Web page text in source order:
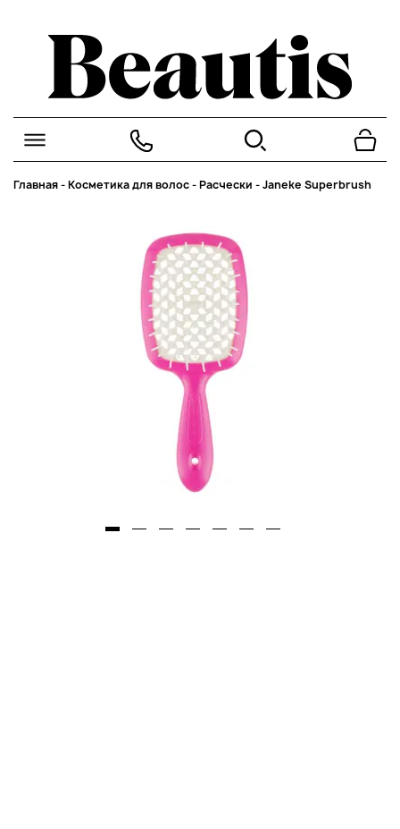
Главная-Косметика для волос-Расчески -Janeke Superbrush